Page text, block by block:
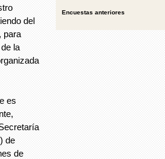
del
para
la
es
de
de
Encuestas anteriores